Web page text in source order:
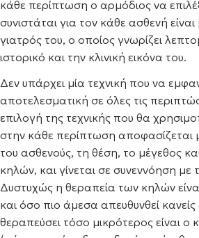
κάθε περίπτωση ο αρμόδιος να
συνιστάται για τον κάθε ασθενή
γιατρός του, ο οποίος γνωρίζει
ιστορικό και την κλινική εικόνα του.
Δεν υπάρχει μία τεχνική που να
αποτελεσματική σε όλες τις
επιλογή της τεχνικής που θα
στην κάθε περίπτωση αποφασίζεται
του ασθενούς, τη θέση, το μέγεθος
κηλών, και γίνεται σε συνεννόηση με
Δυστυχώς η θεραπεία των κηλών
και όσο πιο άμεσα απευθυνθεί
θεραπεύσει τόσο μικρότερος είναι ο